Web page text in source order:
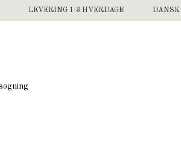
LEVERING 1-3 HVERDAGE DANSK